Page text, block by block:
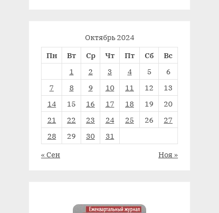
Октябрь 2024
Пн
Вт Ср Чт Пт Сб
Вс
1
2 3 4 5
6
7
8 9 10 11 12
13
14
15 16 17 18 19
20
21
22 23 24 25 26
27
28
29 30
31
« Сен
Ноя »